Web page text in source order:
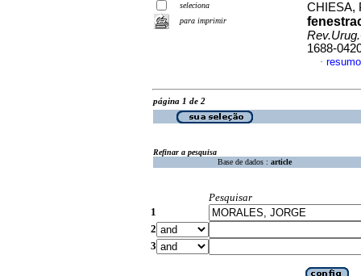
seleciona
para imprimir
CHIESA,
1688-
·
página 1 de 2
Refinar a pesquisa
Base de dados : article
Pesquisar
1
2
3